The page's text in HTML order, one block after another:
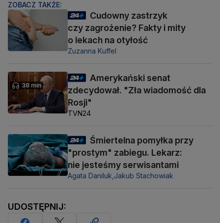
ZOBACZ TAKŻE:
Cudowny zastrzyk
czy zagrożenie? Fakty i mity
o lekach na otyłość
Zuzanna Kuffel
38 min
Amerykański senat
zdecydował. "Zła wiadomość dla
Rosji"
TVN24
Śmiertelna pomyłka przy
"prostym" zabiegu. Lekarz:
nie jesteśmy serwisantami
Agata Daniluk, Jakub Stachowiak
UDOSTĘPNIJ: